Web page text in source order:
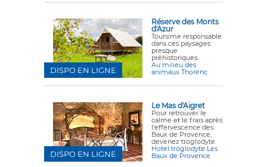
Réserve des Monts
d'Azur
Toursime responsable
dans ces paysages
presque
préhistoriques.
Au milieu des
animaux Thorenc
DISPO EN LIGNE
Le Mas d'Aigret
Pour retrouver le
calme et le frais après
l'effervescence des
Baux de Provence,
devenez troglodyte.
Hotel troglodyte Les
Baux de Provence
DISPO EN LIGNE